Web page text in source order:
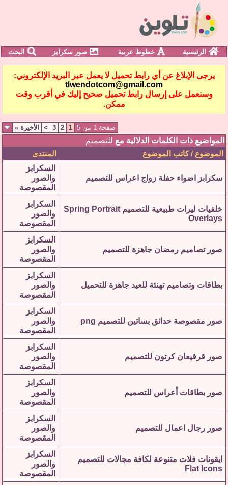
الرئيسية خطوط عربية صور سكرابز البحث
يرجى الإبلاغ عن أي رابط تحميل لا يعمل عبر البريد الإلكتروني:
tlwendotcom@gmail.com
وسنعمل على إرسال رابط تحميل صحيح إليك في أقرب وقت
ممكن.
صفحة 1 من 5 1
2
3
> الأخيرة »
المواضيع ذات الكلمات الدلالية مع للتصميم
الموضوع / كاتب الموضوع المنتدى
سكرابز اضواء حفلة زواج اعراس للتصميم
السكرابز
والصور
المقصوصة
خلفيات ليرات طبيعية للتصميم Spring Portrait
Overlays
السكرابز
والصور
المقصوصة
صور تصاميم رمضان جاهزة للتصميم
السكرابز
والصور
المقصوصة
بطاقات وتصاميم تهنئة للعيد جاهزة للتحميل
السكرابز
والصور
المقصوصة
صور مقصوصة حدائق بساتين للتصميم png
السكرابز
والصور
المقصوصة
صور قرقيعان كرتون للتصميم
السكرابز
والصور
المقصوصة
صور بطاقات أعراس للتصميم
السكرابز
والصور
المقصوصة
صور رجال اعمال للتصميم
السكرابز
والصور
المقصوصة
ايقونات فلات متنوعة لكافة مجالات للتصميم
Flat Icons
السكرابز
والصور
المقصوصة